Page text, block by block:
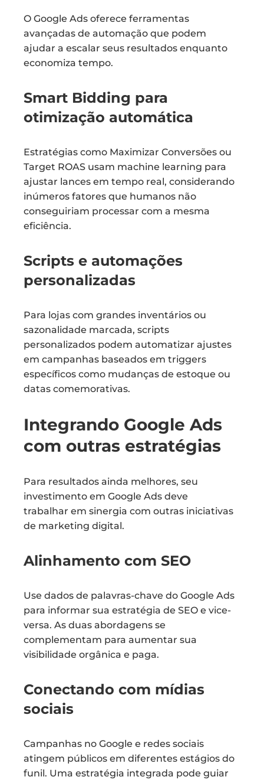
O Google Ads oferece ferramentas
avançadas de automação que podem
ajudar a escalar seus resultados enquanto
economiza tempo.
Smart Bidding para
otimização automática
Estratégias como Maximizar Conversões ou
Target ROAS usam machine learning para
ajustar lances em tempo real, considerando
inúmeros fatores que humanos não
conseguiriam processar com a mesma
eficiência.
Scripts e automações
personalizadas
Para lojas com grandes inventários ou
sazonalidade marcada, scripts
personalizados podem automatizar ajustes
em campanhas baseados em triggers
específicos como mudanças de estoque ou
datas comemorativas.
Integrando Google Ads
com outras estratégias
Para resultados ainda melhores, seu
investimento em Google Ads deve
trabalhar em sinergia com outras iniciativas
de marketing digital.
Alinhamento com SEO
Use dados de palavras-chave do Google Ads
para informar sua estratégia de SEO e vice-
versa. As duas abordagens se
complementam para aumentar sua
visibilidade orgânica e paga.
Conectando com mídias
sociais
Campanhas no Google e redes sociais
atingem públicos em diferentes estágios do
funil. Uma estratégia integrada pode guiar